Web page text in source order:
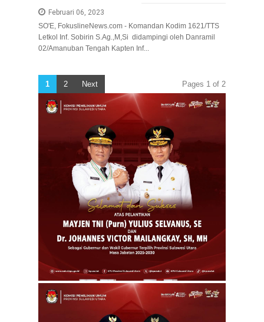
Februari 06, 2023
SO'E, FokuslineNews.com - Komandan Kodim 1621/TTS
Letkol Inf. Sobirin S.Ag.,M,Si didampingi oleh Danramil
02/Amanuban Tengah Kapten Inf...
Pages 1 of 2
1 2 Next